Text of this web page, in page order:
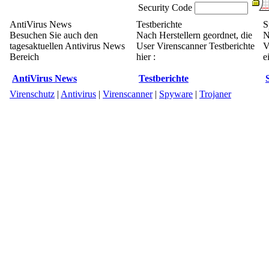
Security Code
AntiVirus News
Besuchen Sie auch den
tagesaktuellen Antivirus News
Bereich
AntiVirus News
Testberichte
Nach Herstellern geordnet, die
User Virenscanner Testberichte
hier :
Testberichte
Virenschutz | Antivirus | Virenscanner| Spyware | Trojaner